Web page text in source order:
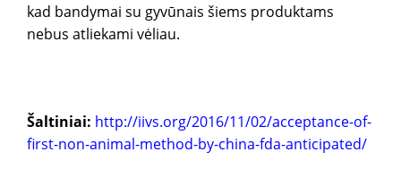
kad bandymai su gyvūnais šiems produktams
nebus atliekami vėliau.
Šaltiniai: http://iivs.org/2016/11/02/acceptance-of-
first-non-animal-method-by-china-fda-anticipated/